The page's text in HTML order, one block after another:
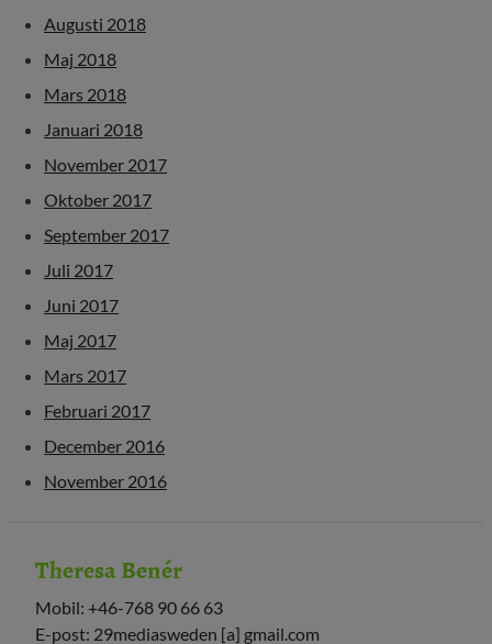
Augusti 2018
Maj 2018
Mars 2018
Januari 2018
November 2017
Oktober 2017
September 2017
Juli 2017
Juni 2017
Maj 2017
Mars 2017
Februari 2017
December 2016
November 2016
Theresa Benér
Mobil: +46-768 90 66 63
E-post: 29mediasweden [a] gmail.com